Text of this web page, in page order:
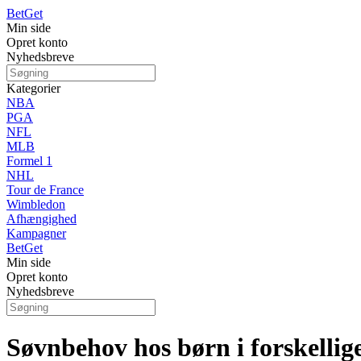
BetGet
Min side
Opret konto
Nyhedsbreve
Kategorier
NBA
PGA
NFL
MLB
Formel 1
NHL
Tour de France
Wimbledon
Afhængighed
Kampagner
BetGet
Min side
Opret konto
Nyhedsbreve
Søvnbehov hos børn i